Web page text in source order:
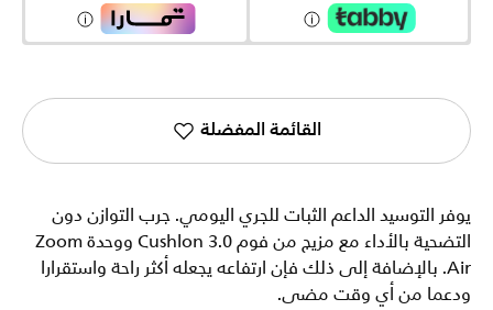
القائمة المفضلة
يوفر التوسيد الداعم الثبات للجري اليومي. جرب التوازن دون
التضحية بالأداء مع مزيج من فوم Cushlon 3.0 ووحدة Zoom
Air. بالإضافة إلى ذلك فإن ارتفاعه يجعله أكثر راحة واستقرارا
ودعما من أي وقت مضى.